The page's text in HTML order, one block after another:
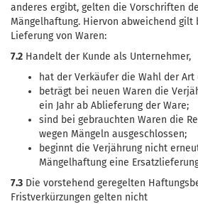
anderes ergibt, gelten die Vorschriften
Mängelhaftung. Hiervon abweichend gilt
Lieferung von Waren:
7.2 Handelt der Kunde als Unternehmer,
hat der Verkäufer die Wahl der
beträgt bei neuen Waren die
ein Jahr ab Ablieferung der Ware;
sind bei gebrauchten Waren die
wegen Mängeln ausgeschlossen;
beginnt die Verjährung nicht
Mängelhaftung eine
7.3 Die vorstehend geregelten
Fristverkürzungen gelten nicht